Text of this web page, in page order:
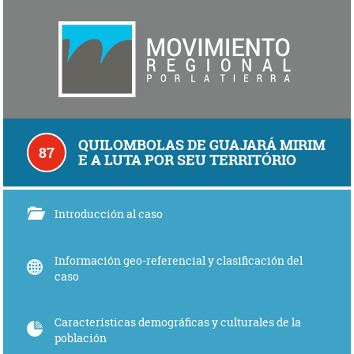
87 QUILOMBOLAS DE GUAJARÁ MIRIM
E A LUTA POR SEU TERRITÓRIO
Introducción al caso
Información geo-referencial y clasificación del
caso
Características demográficas y culturales de la
población